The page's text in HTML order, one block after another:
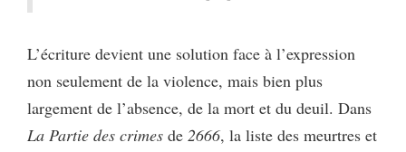
L’écriture devient une solution face à l’expression
non seulement de la violence, mais bien plus
largement de l’absence, de la mort et du deuil. Dans
La Partie des crimes de 2666, la liste des meurtres et